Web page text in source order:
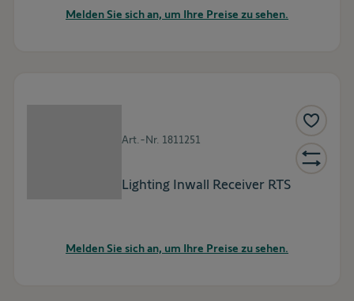
Melden Sie sich an, um Ihre Preise zu sehen.
Art.-Nr. 1811251
Lighting Inwall Receiver RTS
Melden Sie sich an, um Ihre Preise zu sehen.